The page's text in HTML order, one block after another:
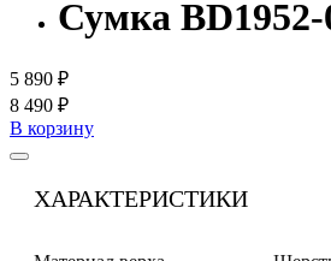
Сумка BD1952-
5 890 ₽
8 490 ₽
В корзину
ХАРАКТЕРИСТИКИ